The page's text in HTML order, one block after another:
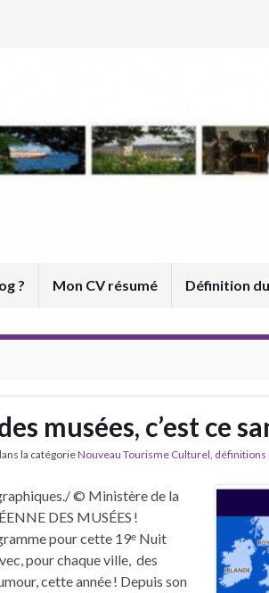
? Mon CV résumé Définition
musées, c’est ce
la catégorieNouveau Tourisme Culturel, définitions
© Ministère de la
DES MUSÉES !
pour cette 19ᵉ Nuit
pour chaque ville, des
cette année ! Depuis son